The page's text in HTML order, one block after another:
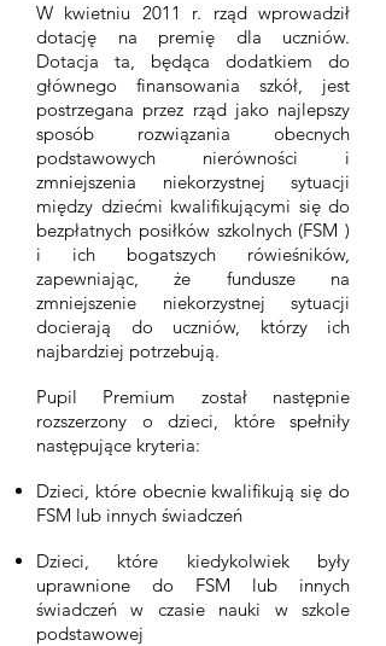
W kwietniu 2011 r. rząd wprowadził
dotację na premię dla uczniów.
Dotacja ta, będąca dodatkiem do
głównego finansowania szkół, jest
postrzegana przez rząd jako najlepszy
sposób rozwiązania obecnych
podstawowych nierówności i
zmniejszenia niekorzystnej sytuacji
między dziećmi kwalifikującymi się do
bezpłatnych posiłków szkolnych (FSM )
i ich bogatszych rówieśników,
zapewniając, że fundusze na
zmniejszenie niekorzystnej sytuacji
docierają do uczniów, którzy ich
najbardziej potrzebują.
Pupil Premium został następnie
rozszerzony o dzieci, które spełniły
następujące kryteria:
Dzieci, które obecnie kwalifikują się do
FSM lub innych świadczeń
Dzieci, które kiedykolwiek były
uprawnione do FSM lub innych
świadczeń w czasie nauki w szkole
podstawowej